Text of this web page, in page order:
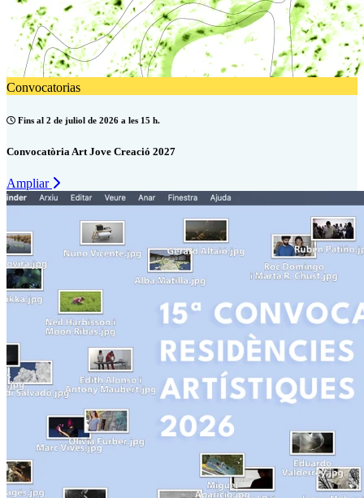
Convocatorias
Fins al 2 de juliol de 2026 a les 15 h.
Convocatòria Art Jove Creació 2027
Ampliar